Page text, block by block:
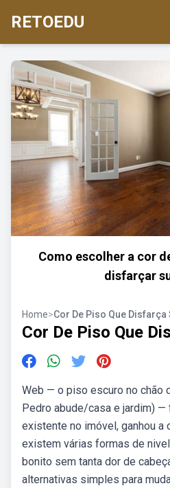
RETOEDU
Como escolher a cor
disfarçar
Home>Cor De Piso Que Disfarça
Cor De Piso Que
Web — o piso escuro no chão
Pedro abude/casa e jardim) —
existente no imóvel, ganhou a
existem várias formas de
bonito sem tanta dor de
alternativas simples para